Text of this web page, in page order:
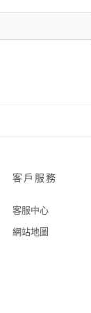
客戶服務
客服中心
網站地圖